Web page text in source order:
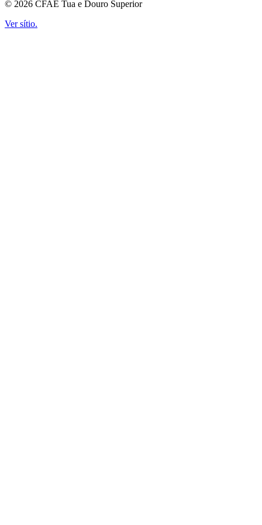
© 2026 CFAE Tua e Douro Superior
Ver sítio.